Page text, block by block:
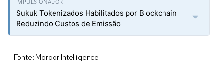
Sukuk Tokenizados Habilitados por Blockchain
Reduzindo Custos de Emissão
Fonte: Mordor Intelligence